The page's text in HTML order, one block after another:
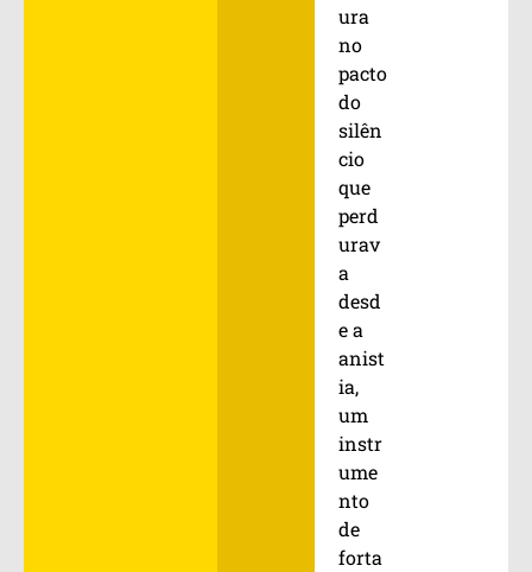
ura
no
pacto
do
silên
cio
que
perd
urav
a
desd
e a
anist
ia,
um
instr
ume
nto
de
forta